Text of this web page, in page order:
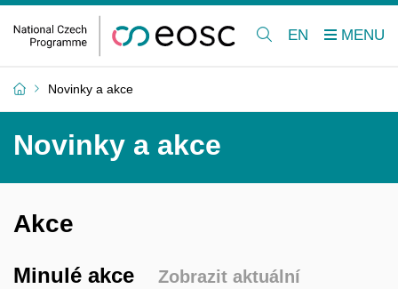
EN
Novinky a akce
Novinky a akce
Akce
Minulé akce Zobrazit aktuální